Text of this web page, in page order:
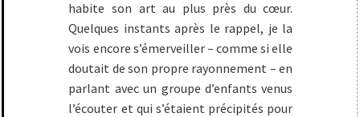
habite son art au plus près du cœur.
Quelques instants après le rappel, je la
vois encore s’émerveiller – comme si elle
doutait de son propre rayonnement – en
parlant avec un groupe d’enfants venus
l’écouter et qui s’étaient précipités pour